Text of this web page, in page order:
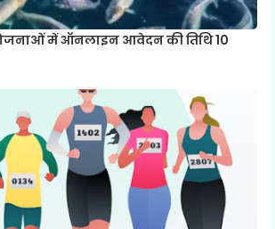
में ऑनलाइन आवेदन की तिथि 10